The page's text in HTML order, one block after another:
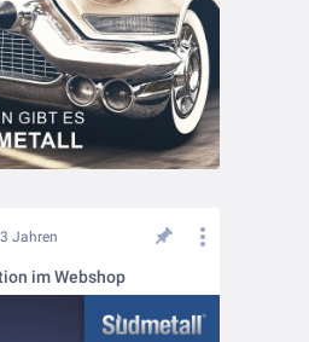
Jahren
im Webshop